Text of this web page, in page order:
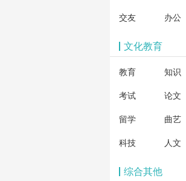
交友
办公
文化教育
教育 知识
考试
论文
留学
曲艺
科技
人文
综合其他